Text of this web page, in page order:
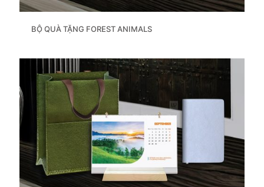
BỘ QUÀ TẶNG FOREST ANIMALS